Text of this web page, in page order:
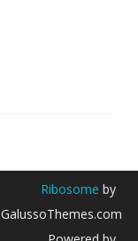
Ribosome by
GalussoThemes.com